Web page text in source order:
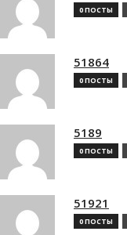
0 ПОСТЫ
51864
0 ПОСТЫ
5189
0 ПОСТЫ
51921
0 ПОСТЫ